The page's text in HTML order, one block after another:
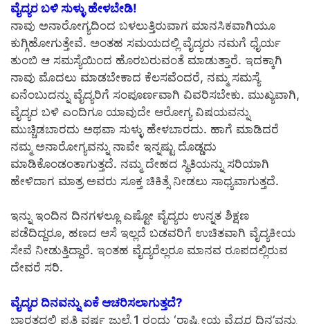
ವೈದ್ಯರ ಬಳಿ ಸುಳ್ಳು ಹೇಳಬೇಡಿ!
ನಾವು ಅನಾರೋಗ್ಯದಿಂದ ಬಳಲುತ್ತಿರುವಾಗ ಮಾನಸಿಕವಾಗಿಯೂ
ಕುಗ್ಗಿಹೋಗುತ್ತೇವೆ. ಅಂತಹ ಸಮಯದಲ್ಲಿ ವೈದ್ಯರು ನಮಗೆ ಧೈರ್ಯ
ತುಂಬಿ ಆ ಸಮಸ್ಯೆಯಿಂದ ಹೊರಬರುವಂತೆ ಮಾಡುತ್ತಾರೆ. ಇದಕ್ಕಾಗಿ
ನಾವು ಮೊದಲು ಮಾಡಬೇಕಾದ ಕೆಲಸವೆಂದರೆ, ನಮ್ಮ ಸಮಸ್ಯೆ
ಏನೆಂಬುದನ್ನು ವೈದ್ಯರಿಗೆ ಸಂಪೂರ್ಣವಾಗಿ ವಿವರಿಸಬೇಕು. ಮುಖ್ಯವಾಗಿ,
ವೈದ್ಯರ ಬಳಿ ಎಂದಿಗೂ ಯಾವುದೇ ಆರೋಗ್ಯ ವಿಷಯವನ್ನು
ಮುಚ್ಚಿಡಬಾರದು ಅಥವಾ ಸುಳ್ಳು ಹೇಳಬಾರದು. ಹಾಗೆ ಮಾಡಿದರೆ
ನಮ್ಮ ಅನಾರೋಗ್ಯವನ್ನು ನಾವೇ ಇನ್ನಷ್ಟು ದೊಡ್ಡದು
ಮಾಡಿಕೊಂಡಂತಾಗುತ್ತದೆ. ನಮ್ಮ ದೇಹದ ಸ್ಥಿತಿಯನ್ನು ಸರಿಯಾಗಿ
ಹೇಳಿದಾಗ ಮಾತ್ರ ಅವರು ಸೂಕ್ತ ಚಿಕಿತ್ಸೆ ನೀಡಲು ಸಾಧ್ಯವಾಗುತ್ತದೆ.
ಇನ್ನು ಇಂದಿನ ದಿನಗಳಲ್ಲೂ ಎಷ್ಟೋ ವೈದ್ಯರು ಉನ್ನತ ಶಿಕ್ಷಣ
ಪಡೆದಿದ್ದರೂ, ಹಣದ ಆಸೆ ಇಲ್ಲದೆ ಬಡವರಿಗೆ ಉಚಿತವಾಗಿ ವೈದ್ಯಕೀಯ
ಸೇವೆ ನೀಡುತ್ತಿದ್ದಾರೆ. ಇಂತಹ ವೈದ್ಯರೆಲ್ಲರೂ ಮಾನವ ರೂಪದಲ್ಲಿರುವ
ದೇವರೆ ಸರಿ.
ವೈದ್ಯರ ದಿನವನ್ನು ಏಕೆ ಆಚರಿಸಲಾಗುತ್ತದೆ?
ಭಾರತದಲ್ಲಿ ಪ್ರತಿ ವರ್ಷ ಜುಲೈ 1 ರಂದು ‘ರಾಷ್ಟ್ರೀಯ ವೈದ್ಯರ ದಿನ’ವನ್ನು